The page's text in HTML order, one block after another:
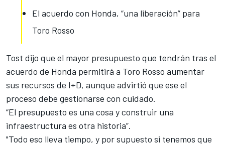
El acuerdo con Honda, “una liberación” para
Toro Rosso
Tost dijo que el mayor presupuesto que tendrán tras el
acuerdo de Honda permitirá a Toro Rosso aumentar
sus recursos de I+D, aunque advirtió que ese el
proceso debe gestionarse con cuidado.
“El presupuesto es una cosa y construir una
infraestructura es otra historia”.
"Todo eso lleva tiempo, y por supuesto si tenemos que